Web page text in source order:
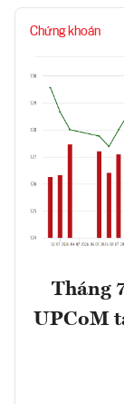
Chứng khoán
Tháng
UPCoM